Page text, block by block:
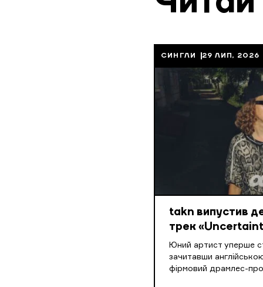
СИНГЛИ 29 ЛИП, 2026
takn випустив
трек
Юний артист уперше
зачитавши
фірмовий драмлес-